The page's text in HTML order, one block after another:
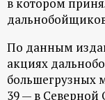
о
н
По данным
акциях
большегрузных
39 — в Северной